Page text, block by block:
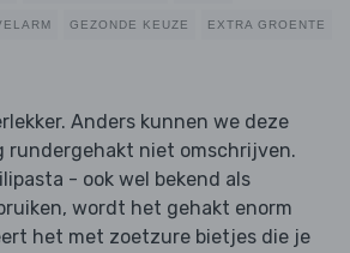
GEZONDE KEUZE EXTRA GROENTE
Anders kunnen we deze
rundergehakt niet omschrijven.
- ook wel bekend als
wordt het gehakt enorm
het met zoetzure bietjes die je